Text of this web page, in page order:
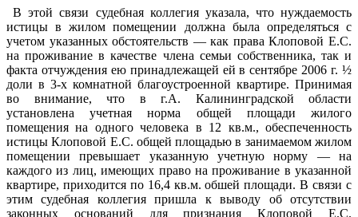
В этой связи судебная коллегия указала, что нуждаемость
истицы в жилом помещении должна была определяться с
учетом указанных обстоятельств — как права Клоповой Е.С.
на проживание в качестве члена семьи собственника, так и
факта отчуждения ею принадлежащей ей в сентябре 2006 г. ½
доли в 3-х комнатной благоустроенной квартире. Принимая
во внимание, что в г.А. Калининградской области
установлена учетная норма общей площади жилого
помещения на одного человека в 12 кв.м., обеспеченность
истицы Клоповой Е.С. общей площадью в занимаемом жилом
помещении превышает указанную учетную норму — на
каждого из лиц, имеющих право на проживание в указанной
квартире, приходится по 16,4 кв.м. обшей площади. В связи с
этим судебная коллегия пришла к выводу об отсутствии
законных оснований для признания Клоповой Е.С.